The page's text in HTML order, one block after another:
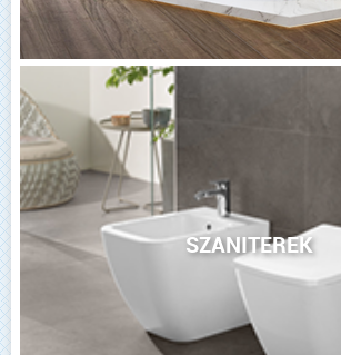
SZANITEREK